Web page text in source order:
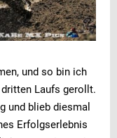
und so bin ich
Laufs gerollt.
und blieb diesmal
Erfolgserlebnis